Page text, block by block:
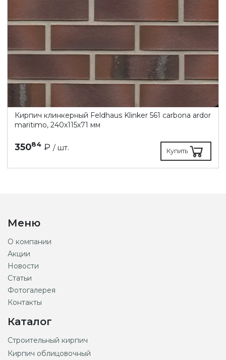
Кирпич клинкерный Feldhaus Klinker 561 carbona ardor
maritimo, 240х115х71 мм
35084 ₽ / шт. Купить
Меню
О компании
Акции
Новости
Статьи
Фотогалерея
Контакты
Каталог
Строительный кирпич
Кирпич облицовочный